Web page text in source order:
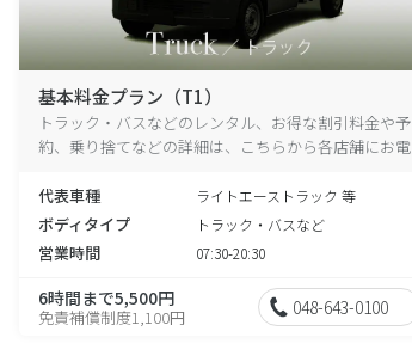
基本料金プラン（T1）
トラック・バスなどのレンタル、お得な割引料金や予
約、乗り捨てなどの詳細は、こちらから各店舗にお電
代表車種
ライトエーストラック 等
ボディタイプ トラック・バスなど
営業時間 07:30-20:30
6時間まで5,500円
免責補償制度1,100円 048-643-0100